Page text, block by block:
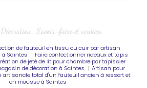
: Savoir-faire et services
de fauteuil en tissu ou cuir par artisan
à Saintes | Faire confectionner rideaux et tapis
de jeté de lit pour chambre par tapissier
de décoration à Saintes | Artisan pour
artisanale total d'un fauteuil ancien à ressort et
en mousse à Saintes